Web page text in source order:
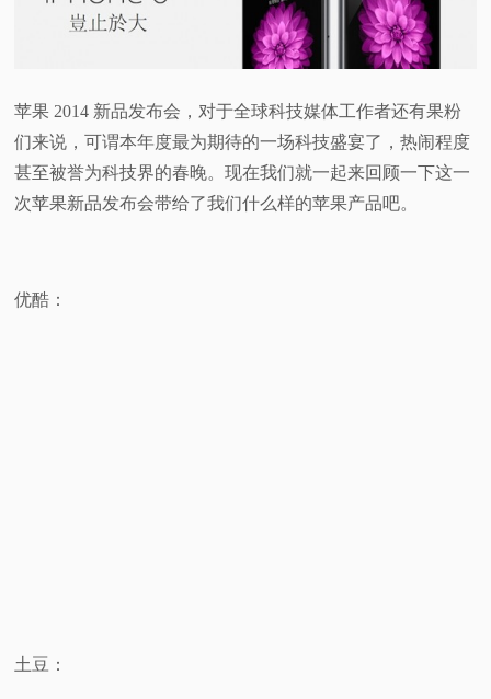
测
科
苹果 2014 新品发布会，对于全球科技媒体工作者还有果粉
们来说，可谓本年度最为期待的一场科技盛宴了，热闹程度
甚至被誉为科技界的春晚。现在我们就一起来回顾一下这一
次苹果新品发布会带给了我们什么样的苹果产品吧。
优酷：
土豆：